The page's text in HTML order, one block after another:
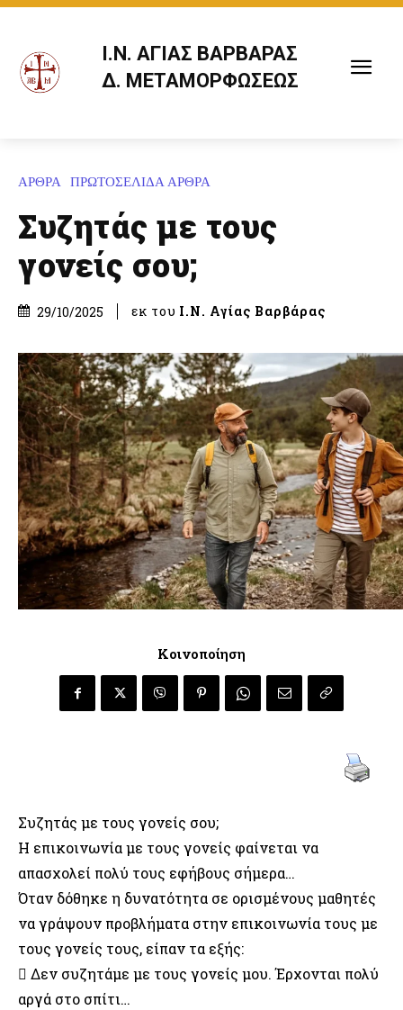
Ι.Ν. ΑΓΙΑΣ ΒΑΡΒΑΡΑΣ
Δ. ΜΕΤΑΜΟΡΦΩΣΕΩΣ
ΑΡΘΡΑ ΠΡΩΤΟΣΕΛΙΔΑ ΑΡΘΡΑ
Συζητάς με τους
γονείς σου;
29/10/2025 εκ του Ι.Ν. Αγίας Βαρβάρας
Κοινοποίηση
Συζητάς με τους γονείς σου;
Η επικοινωνία με τους γονείς φαίνεται να
απασχολεί πολύ τους εφήβους σήμερα…
Όταν δόθηκε η δυνατότητα σε ορισμένους μαθητές
να γράψουν προβλήματα στην επικοινωνία τους με
τους γονείς τους, είπαν τα εξής:
 Δεν συζητάμε με τους γονείς μου. Έρχονται πολύ
αργά στο σπίτι…